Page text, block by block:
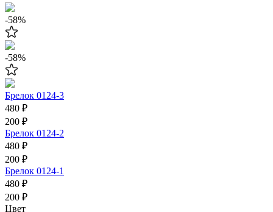
-58%
-58%
Брелок 0124-3
480 ₽
200 ₽
Брелок 0124-2
480 ₽
200 ₽
Брелок 0124-1
480 ₽
200 ₽
Цвет